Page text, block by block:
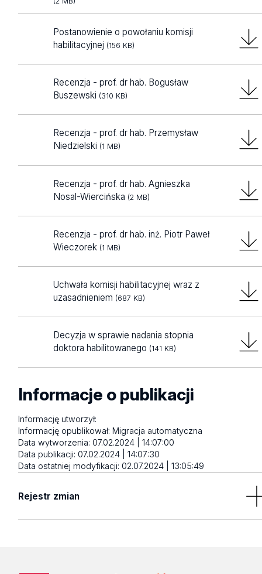
Postanowienie o powołaniu komisji
habilitacyjnej (156 KB)
Recenzja - prof. dr hab. Bogusław
Buszewski (310 KB)
Recenzja - prof. dr hab. Przemysław
Niedzielski (1 MB)
Recenzja - prof. dr hab. Agnieszka
Nosal-Wiercińska (2 MB)
Recenzja - prof. dr hab. inż. Piotr Paweł
Wieczorek (1 MB)
Uchwała komisji habilitacyjnej wraz z
uzasadnieniem (687 KB)
Decyzja w sprawie nadania stopnia
doktora habilitowanego (141 KB)
Informacje o publikacji
Informację utworzył:
Informację opublikował:Migracja automatyczna
Data wytworzenia:07.02.2024 | 14:07:00
Data publikacji:07.02.2024 | 14:07:30
Data ostatniej modyfikacji:02.07.2024 | 13:05:49
Rejestr zmian